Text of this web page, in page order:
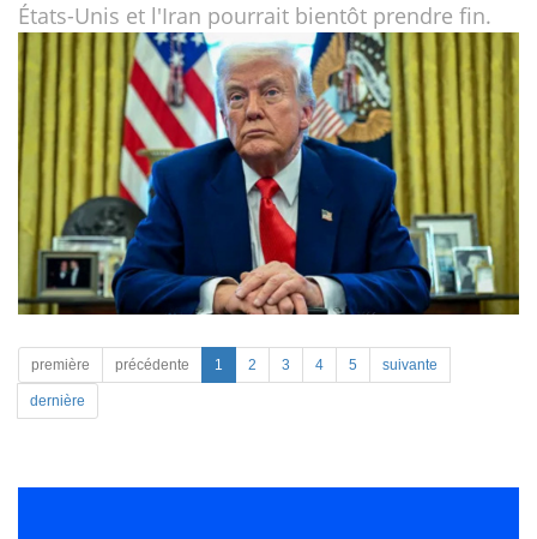
États-Unis et l'Iran pourrait bientôt prendre fin.
première précédente 1 2 3 4 5 suivante
dernière